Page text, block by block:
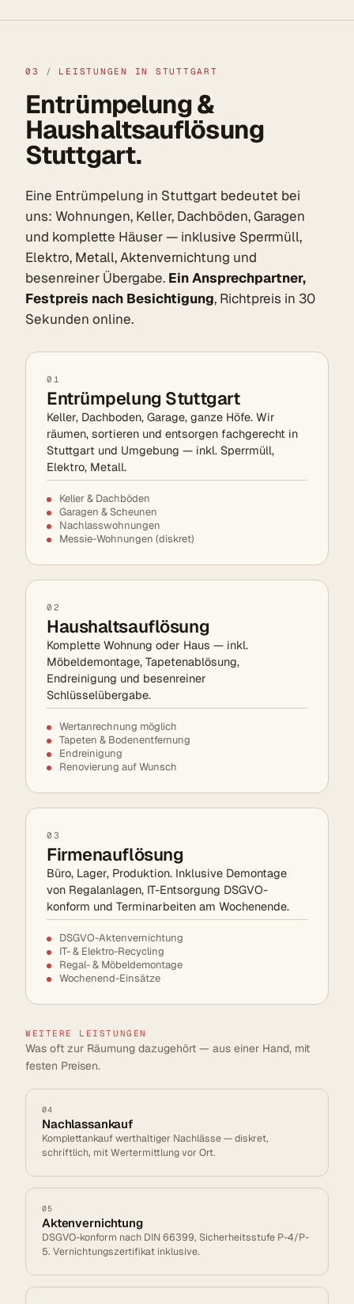
03 / LEISTUNGEN IN STUTTGART
Entrümpelung &
Haushaltsauflösung
Stuttgart.
Eine Entrümpelung in Stuttgart bedeutet bei
uns: Wohnungen, Keller, Dachböden, Garagen
und komplette Häuser — inklusive Sperrmüll,
Elektro, Metall, Aktenvernichtung und
besenreiner Übergabe. Ein Ansprechpartner,
Festpreis nach Besichtigung, Richtpreis in 30
Sekunden online.
01
Entrümpelung Stuttgart
Keller, Dachboden, Garage, ganze Höfe. Wir
räumen, sortieren und entsorgen fachgerecht in
Stuttgart und Umgebung — inkl. Sperrmüll,
Elektro, Metall.
Keller & Dachböden
Garagen & Scheunen
Nachlasswohnungen
Messie-Wohnungen (diskret)
02
Haushaltsauflösung
Komplette Wohnung oder Haus — inkl.
Möbeldemontage, Tapetenablösung,
Endreinigung und besenreiner
Schlüsselübergabe.
Wertanrechnung möglich
Tapeten & Bodenentfernung
Endreinigung
Renovierung auf Wunsch
03
Firmenauflösung
Büro, Lager, Produktion. Inklusive Demontage
von Regalanlagen, IT-Entsorgung DSGVO-
konform und Terminarbeiten am Wochenende.
DSGVO-Aktenvernichtung
IT- & Elektro-Recycling
Regal- & Möbeldemontage
Wochenend-Einsätze
WEITERE LEISTUNGEN
Was oft zur Räumung dazugehört — aus einer Hand, mit
festen Preisen.
04
Nachlassankauf
Komplettankauf werthaltiger Nachlässe — diskret,
schriftlich, mit Wertermittlung vor Ort.
05
Aktenvernichtung
DSGVO-konform nach DIN 66399, Sicherheitsstufe P-4/P-
5. Vernichtungszertifikat inklusive.